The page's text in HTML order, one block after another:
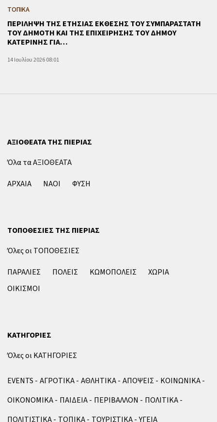
ΤΟΠΙΚΑ
ΠΕΡΙΛΗΨΗ ΤΗΣ ΕΤΗΣΙΑΣ ΕΚΘΕΣΗΣ ΤΟΥ ΣΥΜΠΑΡΑΣΤΑΤΗ
ΤΟΥ ΔΗΜΟΤΗ ΚΑΙ ΤΗΣ ΕΠΙΧΕΙΡΗΣΗΣ ΤΟΥ ΔΗΜΟΥ
ΚΑΤΕΡΙΝΗΣ ΓΙΑ…
14 Ιουλίου 2026 08:01
ΑΞΙΟΘΕΑΤΑ ΤΗΣ ΠΙΕΡΙΑΣ
Όλα τα ΑΞΙΟΘΕΑΤΑ
ΑΡΧΑΙΑ
ΝΑΟΙ ΦΥΣΗ
ΤΟΠΟΘΕΣΙΕΣ ΤΗΣ ΠΙΕΡΙΑΣ
Όλες οι ΤΟΠΟΘΕΣΙΕΣ
ΠΑΡΑΛΙΕΣ
ΠΟΛΕΙΣ ΚΩΜΟΠΟΛΕΙΣ
ΧΩΡΙΑ
ΟΙΚΙΣΜΟΙ
ΚΑΤΗΓΟΡΙΕΣ
Όλες οι ΚΑΤΗΓΟΡΙΕΣ
EVENTS ΑΓΡΟΤΙΚΑ ΑΘΛΗΤΙΚΑ ΑΠΟΨΕΙΣ
ΚΟΙΝΩΝΙΚΑ
ΟΙΚΟΝΟΜΙΚΑ
ΠΑΙΔΕΙΑ ΠΕΡΙΒΑΛΛΟΝ
ΠΟΛΙΤΙΚΑ
ΠΟΛΙΤΙΣΤΙΚΑ
ΤΟΠΙΚΑ ΤΟΥΡΙΣΤΙΚΑ ΥΓΕΙΑ